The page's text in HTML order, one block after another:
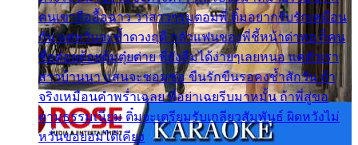
คนเขาลืออื้อฉาว ว่าสาวๆรุมตอมพี่ ติ๋มอยากรับรักเหมือน
กัน แต่หวั่นจะช้ำดวงฤดี กลัวแฟนของพี่ชี้หน้าด่าทอ ก็คน
ชื่อต๋อยต้อยตุ้มตุ๋ยต่าย พี่ยังลืมได้ง่ายๆเลยหนอ แค่ตัวเรา
สาวบ้านนา แสนจะซอมซ่อ ขืนรักขืนรอคงช้ำสักวัน ถ้า
จริงเหมือนคำพร่ำเฉลย พี่อย่าเฉยรีบมาหมั้น ถ้าพี่สู่ขอ
ตามธรรมเนียม ติ๋มจะเตรียมรับเกลียวสัมพันธ์ ผิดหวังไม่
หวั่นขอยอมได้เคียง